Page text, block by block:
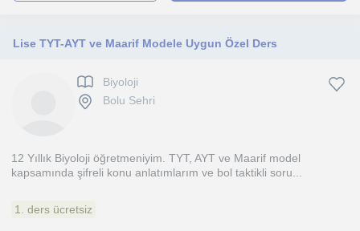
Lise TYT-AYT ve Maarif Modele Uygun Özel Ders
Biyoloji
Bolu Sehri
12 Yıllık Biyoloji öğretmeniyim. TYT, AYT ve Maarif model
kapsamında şifreli konu anlatımlarım ve bol taktikli soru...
1. ders ücretsiz